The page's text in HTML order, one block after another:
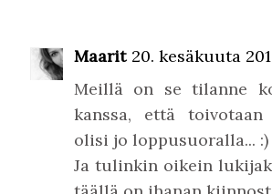
Maarit 20. kesäkuuta
Meillä on se tilanne
kanssa, että
olisi jo loppusuoralla... :)
Ja tulinkin oikein